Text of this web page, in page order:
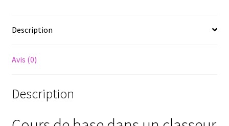
base
un
Description
Avis (0)
Description